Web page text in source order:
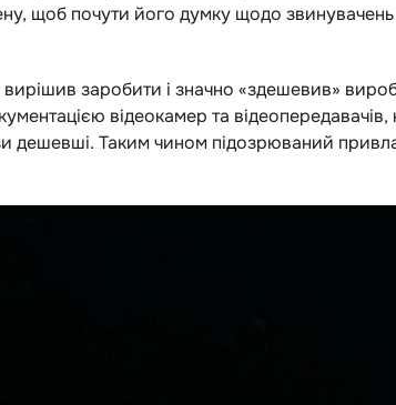
щоб почути його думку щодо
заробити і значно «здешевив»
відеокамер та
дешевші. Таким чином підозрюваний